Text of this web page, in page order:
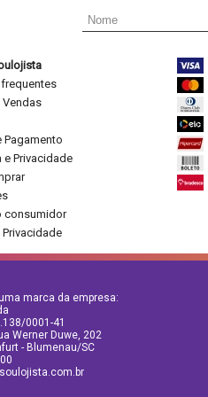
Vendas
Pagamento
e Privacidade
consumidor
marca da empresa:
0001-41
Werner Duwe, 202
- Blumenau/SC